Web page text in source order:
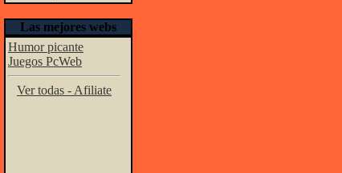
Las mejores webs
Humor picante
Juegos PcWeb
Ver todas - Afiliate